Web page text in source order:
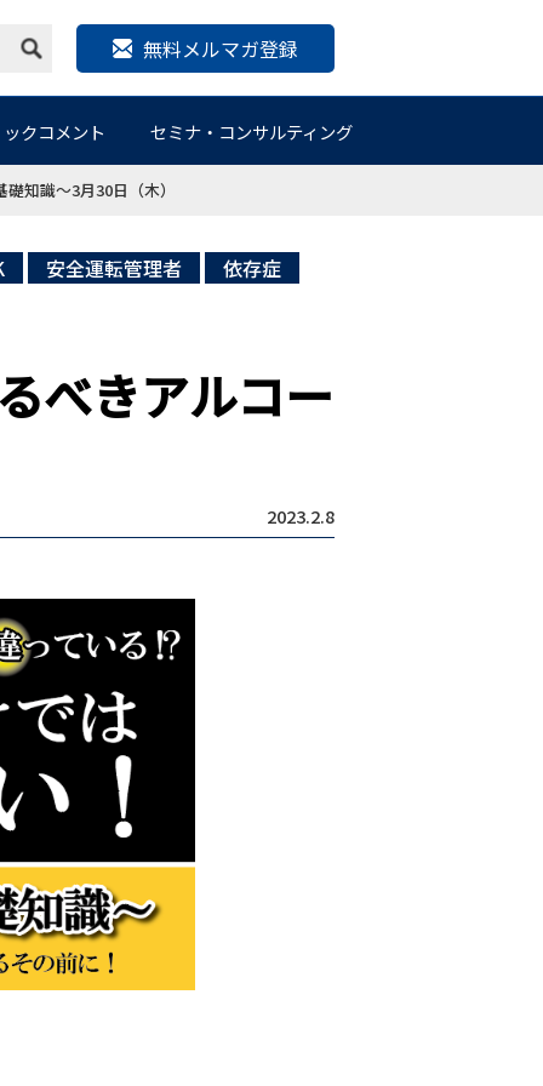
無料メルマガ登録
クコメント セミナ・コンサルティング
知識～3月30日（木）
安全運転管理者 依存症
べきアルコー
2023.2.8